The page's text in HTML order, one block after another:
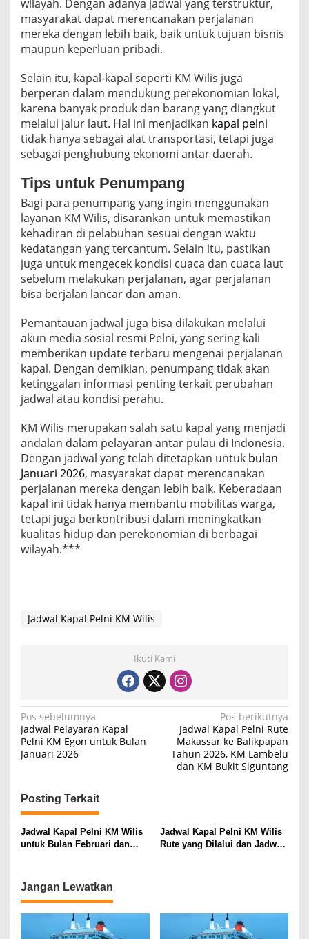
wilayah. Dengan adanya jadwal yang terstruktur,
masyarakat dapat merencanakan perjalanan
mereka dengan lebih baik, baik untuk tujuan bisnis
maupun keperluan pribadi.
Selain itu, kapal-kapal seperti KM Wilis juga
berperan dalam mendukung perekonomian lokal,
karena banyak produk dan barang yang diangkut
melalui jalur laut. Hal ini menjadikan kapal pelni
tidak hanya sebagai alat transportasi, tetapi juga
sebagai penghubung ekonomi antar daerah.
Tips untuk Penumpang
Bagi para penumpang yang ingin menggunakan
layanan KM Wilis, disarankan untuk memastikan
kehadiran di pelabuhan sesuai dengan waktu
kedatangan yang tercantum. Selain itu, pastikan
juga untuk mengecek kondisi cuaca dan cuaca laut
sebelum melakukan perjalanan, agar perjalanan
bisa berjalan lancar dan aman.
Pemantauan jadwal juga bisa dilakukan melalui
akun media sosial resmi Pelni, yang sering kali
memberikan update terbaru mengenai perjalanan
kapal. Dengan demikian, penumpang tidak akan
ketinggalan informasi penting terkait perubahan
jadwal atau kondisi perahu.
KM Wilis merupakan salah satu kapal yang menjadi
andalan dalam pelayaran antar pulau di Indonesia.
Dengan jadwal yang telah ditetapkan untuk bulan
Januari 2026, masyarakat dapat merencanakan
perjalanan mereka dengan lebih baik. Keberadaan
kapal ini tidak hanya membantu mobilitas warga,
tetapi juga berkontribusi dalam meningkatkan
kualitas hidup dan perekonomian di berbagai
wilayah.***
Jadwal Kapal Pelni KM Wilis
Ikuti Kami
N
a
v
g
a
s
o
s
Pos sebelumnya
Jadwal Pelayaran Kapal
Pelni KM Egon untuk Bulan
Januari 2026
Pos berikutnya
Jadwal Kapal Pelni Rute
Makassar ke Balikpapan
Tahun 2026, KM Lambelu
dan KM Bukit Siguntang
Posting Terkait
Jadwal Kapal Pelni KM Wilis
untuk Bulan Februari dan
Jadwal Kapal Pelni KM Wilis
Rute yang Dilalui dan Jadwal
Jangan Lewatkan